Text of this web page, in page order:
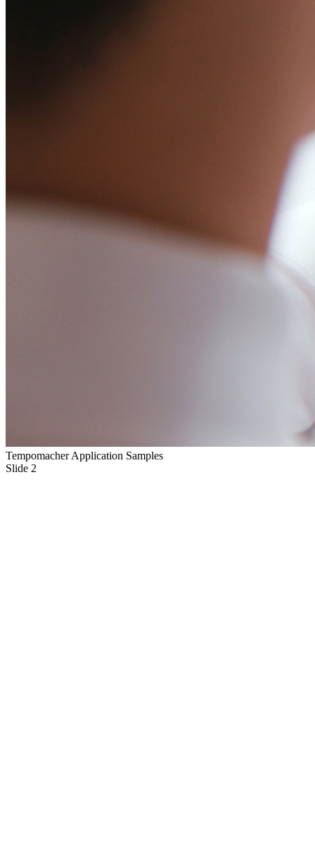
Tempomacher Application Samples
Slide 2